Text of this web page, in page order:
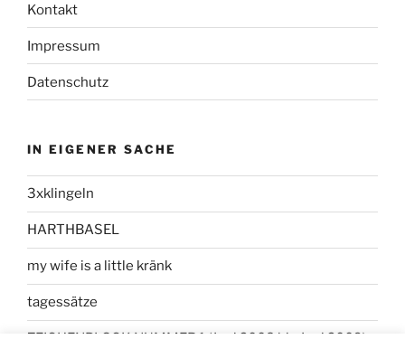
Kontakt
Impressum
Datenschutz
IN EIGENER SACHE
3xklingeln
HARTHBASEL
my wife is a little kränk
tagessätze